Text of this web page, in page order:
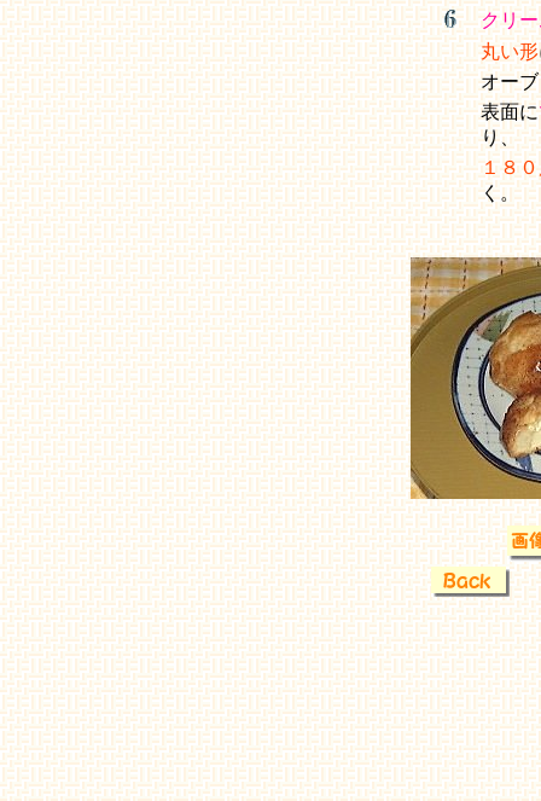
クリ
丸い形
オー
表面に
り、
１８
く。